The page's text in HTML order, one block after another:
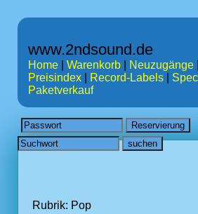
www.2ndsound.de
Home Warenkorb Neuzugänge
Preisindex
Record-Labels
Paketverkauf
Rubrik: Pop